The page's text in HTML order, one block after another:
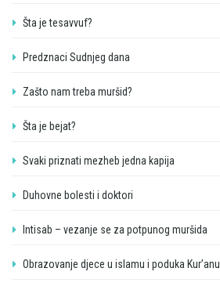
Šta je tesavvuf?
Predznaci Sudnjeg dana
Zašto nam treba muršid?
Šta je bejat?
Svaki priznati mezheb jedna kapija
Duhovne bolesti i doktori
Intisab – vezanje se za potpunog muršida
Obrazovanje djece u islamu i poduka Kur’anu